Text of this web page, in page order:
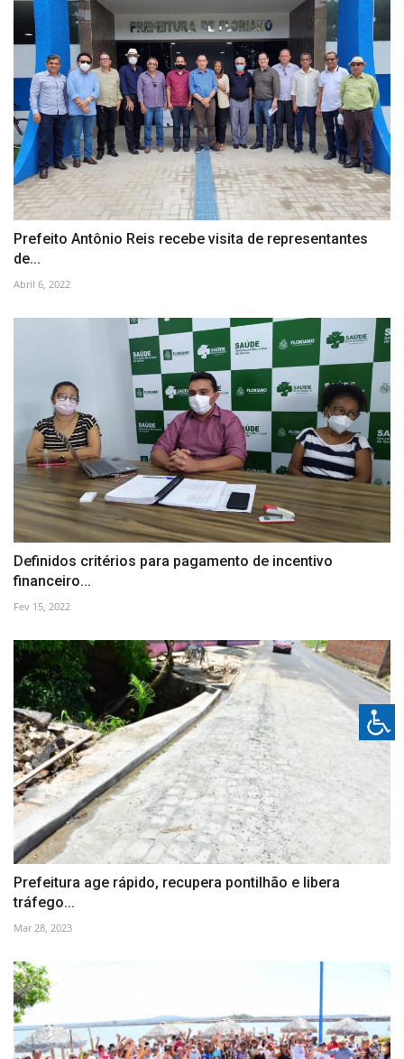
Prefeito Antônio Reis recebe visita de representantes
de...
Abril 6, 2022
Definidos critérios para pagamento de incentivo
financeiro...
Fev 15, 2022
Prefeitura age rápido, recupera pontilhão e libera
tráfego...
Mar 28, 2023